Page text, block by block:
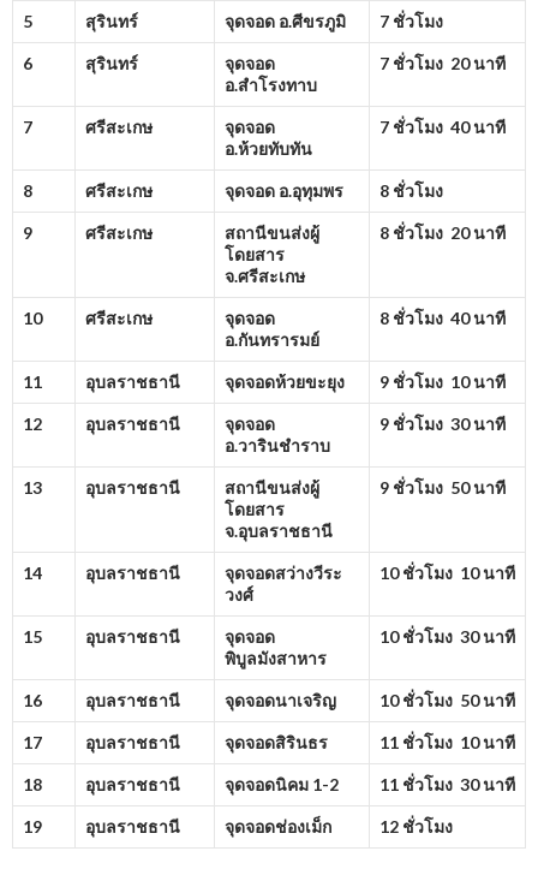
5 สุรินทร์ จุดจอด อ.ศีขรภูมิ 7 ชั่วโมง
6 สุรินทร์
จุดจอด
อ.สำโรงทาบ
7 ชั่วโมง 20 นาที
7 ศรีสะเกษ
จุดจอด
อ.ห้วยทับทัน
7 ชั่วโมง 40 นาที
8 ศรีสะเกษ จุดจอด อ.อุทุมพร 8 ชั่วโมง
9 ศรีสะเกษ
สถานีขนส่งผู้
โดยสาร
จ.ศรีสะเกษ
8 ชั่วโมง 20 นาที
10 ศรีสะเกษ
จุดจอด
อ.กันทรารมย์
8 ชั่วโมง 40 นาที
11 อุบลราชธานี จุดจอดห้วยขะยุง 9 ชั่วโมง 10 นาที
12 อุบลราชธานี
จุดจอด
อ.วารินชำราบ
9 ชั่วโมง 30 นาที
13 อุบลราชธานี
สถานีขนส่งผู้
โดยสาร
จ.อุบลราชธานี
9 ชั่วโมง 50 นาที
14 อุบลราชธานี
จุดจอดสว่างวีระ
วงศ์
10 ชั่วโมง 10 นาที
15 อุบลราชธานี
จุดจอด
พิบูลมังสาหาร
10 ชั่วโมง 30 นาที
16 อุบลราชธานี จุดจอดนาเจริญ 10 ชั่วโมง 50 นาที
17 อุบลราชธานี จุดจอดสิรินธร 11 ชั่วโมง 10 นาที
18 อุบลราชธานี จุดจอดนิคม 1-2 11 ชั่วโมง 30 นาที
19 อุบลราชธานี จุดจอดช่องเม็ก 12 ชั่วโมง